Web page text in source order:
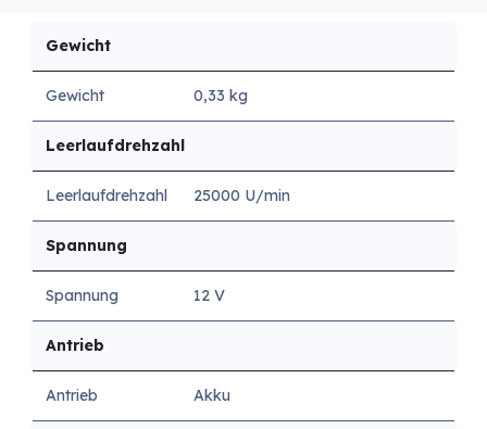
Gewicht
Gewicht 0,33 kg
Leerlaufdrehzahl
Leerlaufdrehzahl 25000 U/min
Spannung
Spannung 12 V
Antrieb
Antrieb Akku